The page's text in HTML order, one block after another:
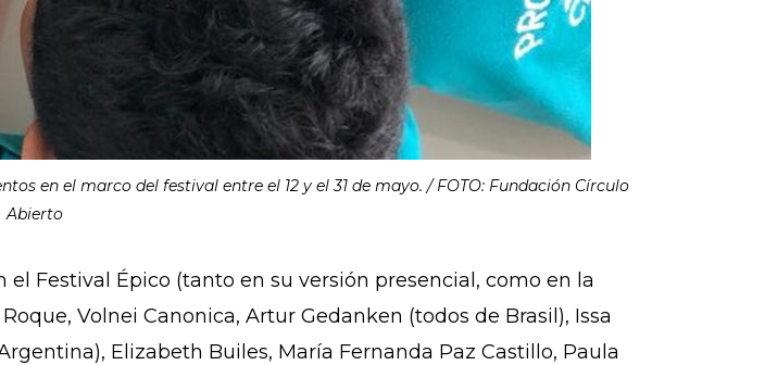
en el marco del festival entre el 12 y el 31 de mayo. / FOTO: Fundación Círculo
Abierto
Festival Épico (tanto en su versión presencial, como en la
Volnei Canonica, Artur Gedanken (todos de Brasil), Issa
Elizabeth Builes, María Fernanda Paz Castillo, Paula